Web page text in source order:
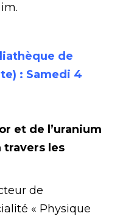
de
: Samedi 4
et de l’uranium
travers les
de
« Physique